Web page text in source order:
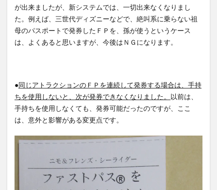
が出来ましたが、新システムでは、一切出来なくなりまし
た。例えば、三世代ディズニーなどで、絶叫系に乗らない祖
母のパスポートで発券したＦＰを、孫が使うというケース
は、よくあると思いますが、今後はＮＧになります。
●同じアトラクションのＦＰを連続して発券する場合は、手持
ちを使用しないと、次が発券できなくなりました。 以前は、
手持ちを使用しなくても、発券可能だったのですが、ここ
は、意外と影響がある変更点です。